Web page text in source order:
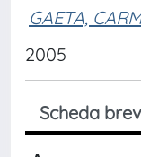
GAETA,
2005
Scheda